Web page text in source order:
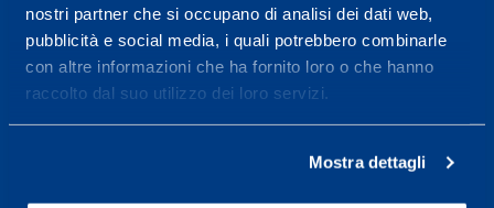
nostri partner che si occupano di analisi dei dati web,
pubblicità e social media, i quali potrebbero combinarle
con altre informazioni che ha fornito loro o che hanno
raccolto dal suo utilizzo dei loro servizi.
Mostra dettagli
Servizi
Servizi Medici
Test di valutazione